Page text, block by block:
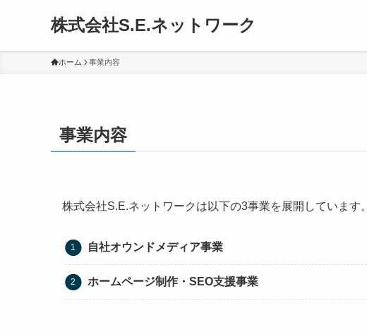
株式会社S.E.ネットワーク
ホーム 事業内容
事業内容
株式会社S.E.ネットワークは以下の3事業を展開しています。
自社オウンドメディア事業
ホームページ制作・SEO支援事業